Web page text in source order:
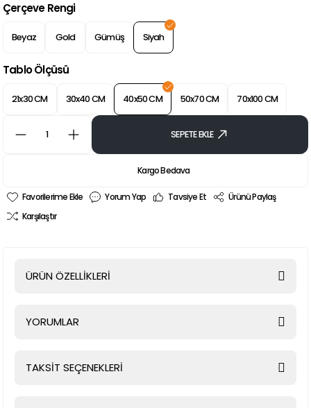
Çerçeve Rengi
Beyaz Gold Gümüş Siyah
Tablo Ölçüsü
21x30 CM 30x40 CM 40x50 CM 50x70 CM 70x100 CM
SEPETE EKLE
Kargo Bedava
Yorum Yap Tavsiye Et
Ürünü Paylaş
Karşılaştır
ÜRÜN ÖZELLİKLERİ
YORUMLAR
TAKSİT SEÇENEKLERİ